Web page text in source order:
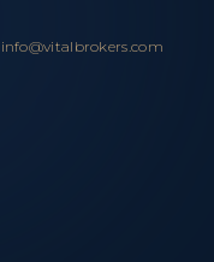
info@vitalbrokers.com